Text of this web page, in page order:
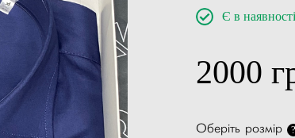
Є в наявності
2000
Оберіть розмір ?